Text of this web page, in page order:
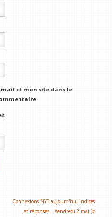
et mon site dans le
Connexions NYT aujourd'hui Indices
et réponses – Vendredi 2 mai (#